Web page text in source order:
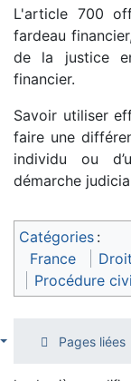
L'article 700
fardeau
de la justice
financier.
Savoir utiliser
faire une
individu ou
démarche
Catégories :
France
Procédure
Pages liées